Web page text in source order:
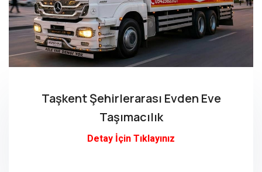
Taşkent Şehirlerarası Evden Eve
Taşımacılık
Detay İçin Tıklayınız